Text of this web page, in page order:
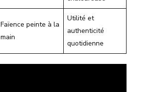
Faïence peinte à la
main
Utilité et
authenticité
quotidienne